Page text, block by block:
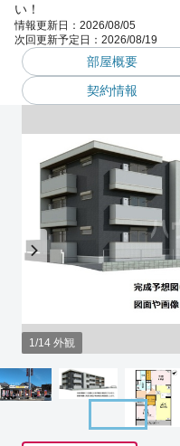
い！
情報更新日： 2026/08/05
次回更新予定日： 2026/08/19
部屋概要
契約情報
1/14 外観